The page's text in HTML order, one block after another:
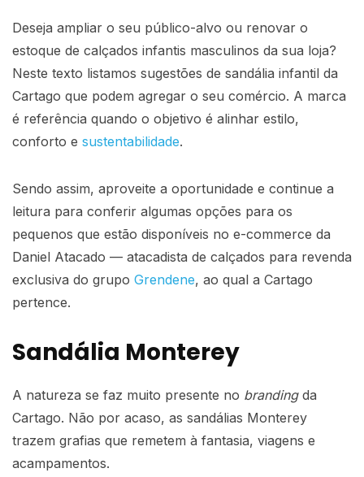
Deseja ampliar o seu público-alvo ou renovar o
estoque de calçados infantis masculinos da sua loja?
Neste texto listamos sugestões de sandália infantil da
Cartago que podem agregar o seu comércio. A marca
é referência quando o objetivo é alinhar estilo,
conforto e sustentabilidade.
Sendo assim, aproveite a oportunidade e continue a
leitura para conferir algumas opções para os
pequenos que estão disponíveis no e-commerce da
Daniel Atacado — atacadista de calçados para revenda
exclusiva do grupo Grendene, ao qual a Cartago
pertence.
Sandália Monterey
A natureza se faz muito presente no branding da
Cartago. Não por acaso, as sandálias Monterey
trazem grafias que remetem à fantasia, viagens e
acampamentos.